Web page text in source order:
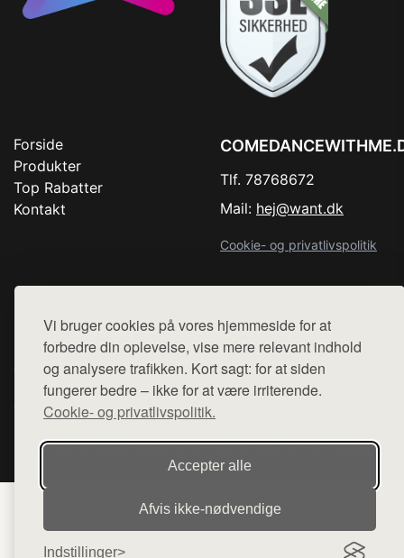
Vi bruger cookies på vores hjemmeside for at
forbedre din oplevelse, vise mere relevant indhold
og analysere trafikken. Kort sagt: for at siden
fungerer bedre – ikke for at være irriterende.
Cookie- og privatlivspolitik.
Accepter alle
Afvis ikke‑nødvendige
Indstillinger
Forside
Produkter
Top Rabatter
Kontakt
Tlf. 78768672
Mail: hej@want.dk
Cookie- og privatlivspolitik
Denne side er en del af want.dk, der udgiver en række
hjemmesider med præsentation af forskellige produkter fra
diverse webshops. Der sælges ikke varer fra denne side - vi
henviser til de shops, som sælger varen. Vi har heller ikke
varerne på lager.
© 2026 comedancewithme.dk. Alle rettigheder forbeholdes.